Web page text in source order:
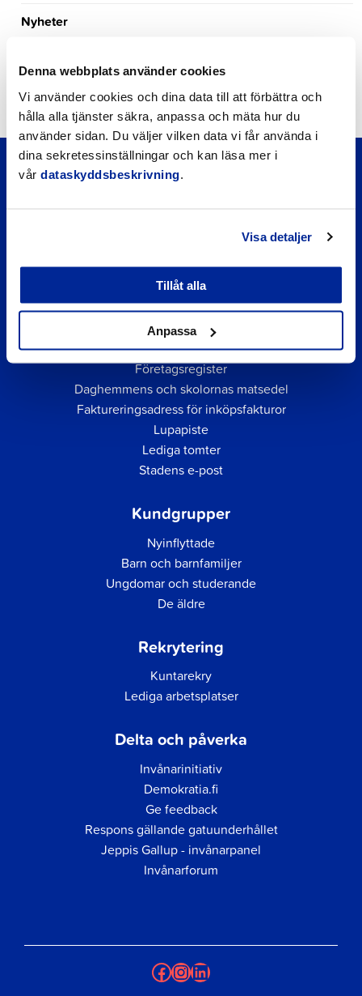
Denna webbplats använder cookies
Vi använder cookies och dina data till att förbättra och
hålla alla tjänster säkra, anpassa och mäta hur du
använder sidan. Du väljer vilken data vi får använda i
dina sekretessinställningar och kan läsa mer i
vår dataskyddsbeskrivning
Visa detaljer
Tillåt alla
Anpassa
Nyheter
Okategoriserade
Snabblänkar
Företagsregister
Daghemmens och skolornas matsedel
Faktureringsadress för inköpsfakturor
Lupapiste
Lediga tomter
Stadens e-post
Kundgrupper
Nyinflyttade
Barn och barnfamiljer
Ungdomar och studerande
De äldre
Rekrytering
Kuntarekry
Lediga arbetsplatser
Delta och påverka
Invånarinitiativ
Demokratia.fi
Ge feedback
Respons gällande gatuunderhållet
Jeppis Gallup - invånarpanel
Invånarforum
Facebook
Instagram
LinkedIn